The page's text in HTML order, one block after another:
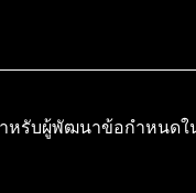
หรับผู้พัฒนาข้อกำหนดใ